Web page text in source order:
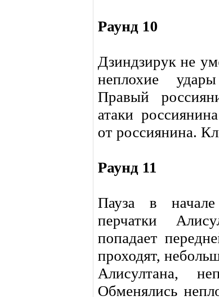
Раунд 10
Дзиндзирук не
неплохие
Правый
атаки
от россиянина.
Раунд 11
Пауза в
перчатки
попадает
проходят,
Алисултана,
Обменялись